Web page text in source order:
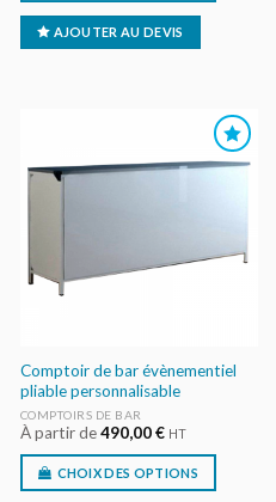
AJOUTER AU DEVIS
AJOUTER
Comptoir de bar évènementiel
pliable personnalisable
COMPTOIRS DE BAR
À partir de490,00€ HT
CHOIX DES OPTIONS